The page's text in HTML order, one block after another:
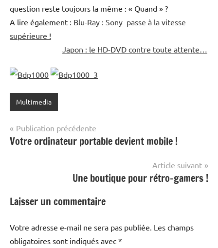
question reste toujours la même : « Quand » ?
A lire également : Blu-Ray : Sony passe à la vitesse
supérieure !
Japon : le HD-DVD contre toute attente…
Multimedia
Navigation
de
Publication précédente
Votre ordinateur portable devient mobile !
Article suivant
Une boutique pour rétro-gamers !
Laisser un commentaire
Votre adresse e-mail ne sera pas publiée. Les champs
obligatoires sont indiqués avec *